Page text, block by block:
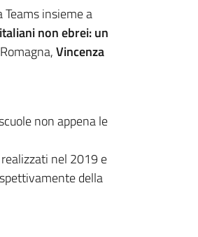
insieme a
non ebrei: un
Vincenza
non appena le
nel 2019 e
della